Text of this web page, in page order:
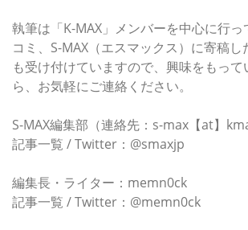
執筆は「K-MAX」メンバーを中心に行っ
コミ、S-MAX（エスマックス）に寄稿
も受け付けていますので、興味をもって
ら、お気軽にご連絡ください。
S-MAX編集部（連絡先：s-max【at】
記事一覧 / Twitter：@smaxjp
編集長・ライター：memn0ck
記事一覧 / Twitter：@memn0ck